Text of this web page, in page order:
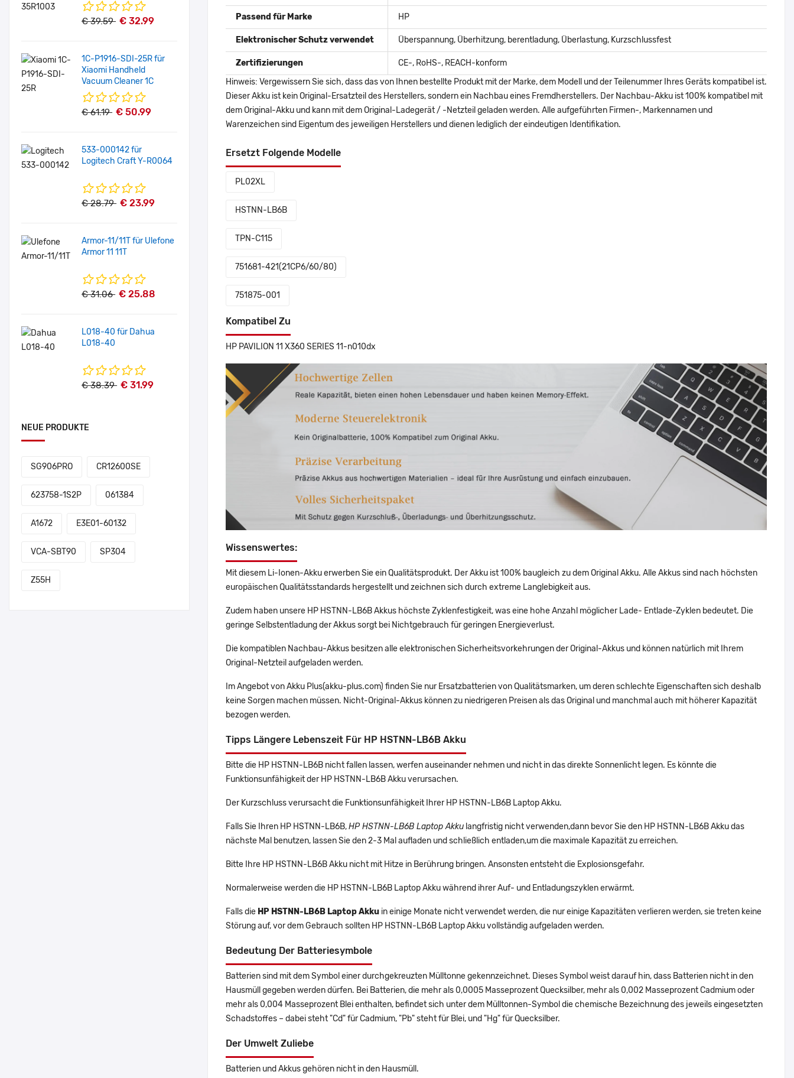
€ 39.59 € 32.99
1C-P1916-SDI-25R für
Xiaomi Handheld
Vacuum Cleaner 1C
€ 61.19 € 50.99
533-000142 für
Logitech Craft Y-R0064
€ 28.79 € 23.99
Armor-11/11T für Ulefone
Armor 11 11T
€ 31.06 € 25.88
L018-40 für Dahua
L018-40
€ 38.39 € 31.99
NEUE PRODUKTE
SG906PRO CR12600SE
623758-1S2P 061384
A1672 E3E01-60132
VCA-SBT90 SP304
Z55H
Passend für Marke HP
Elektronischer Schutz verwendet Überspannung, Überhitzung, berentladung, Überlastung, Kurzschlussfest
Zertifizierungen
CE-, RoHS-, REACH-konform
Hinweis: Vergewissern Sie sich, dass das von Ihnen bestellte Produkt mit der Marke, dem Modell und der Teilenummer Ihres Geräts kompatibel ist.
Dieser Akku ist kein Original-Ersatzteil des Herstellers, sondern ein Nachbau eines Fremdherstellers. Der Nachbau-Akku ist 100% kompatibel mit
dem Original-Akku und kann mit dem Original-Ladegerät / -Netzteil geladen werden. Alle aufgeführten Firmen-, Markennamen und
Warenzeichen sind Eigentum des jeweiligen Herstellers und dienen lediglich der eindeutigen Identifikation.
Ersetzt Folgende Modelle
PL02XL
HSTNN-LB6B
TPN-C115
751681-421(21CP6/60/80)
751875-001
Kompatibel Zu
HP PAVILION 11 X360 SERIES 11-n010dx
Wissenswertes:
Mit diesem Li-Ionen-Akku erwerben Sie ein Qualitätsprodukt. Der Akku ist 100% baugleich zu dem Original Akku. Alle Akkus sind nach höchsten
europäischen Qualitätsstandards hergestellt und zeichnen sich durch extreme Langlebigkeit aus.
Zudem haben unsere HP HSTNN-LB6B Akkus höchste Zyklenfestigkeit, was eine hohe Anzahl möglicher Lade- Entlade-Zyklen bedeutet. Die
geringe Selbstentladung der Akkus sorgt bei Nichtgebrauch für geringen Energieverlust.
Die kompatiblen Nachbau-Akkus besitzen alle elektronischen Sicherheitsvorkehrungen der Original-Akkus und können natürlich mit Ihrem
Original-Netzteil aufgeladen werden.
Im Angebot von Akku Plus(akku-plus.com) finden Sie nur Ersatzbatterien von Qualitätsmarken, um deren schlechte Eigenschaften sich deshalb
keine Sorgen machen müssen. Nicht-Original-Akkus können zu niedrigeren Preisen als das Original und manchmal auch mit höherer Kapazität
bezogen werden.
Tipps Längere Lebenszeit Für HP HSTNN-LB6B Akku
Bitte die HP HSTNN-LB6B nicht fallen lassen, werfen auseinander nehmen und nicht in das direkte Sonnenlicht legen. Es könnte die
Funktionsunfähigkeit der HP HSTNN-LB6B Akku verursachen.
Der Kurzschluss verursacht die Funktionsunfähigkeit Ihrer HP HSTNN-LB6B Laptop Akku.
Falls Sie Ihren HP HSTNN-LB6B,HP HSTNN-LB6B Laptop Akku langfristig nicht verwenden,dann bevor Sie den HP HSTNN-LB6B Akku das
nächste Mal benutzen, lassen Sie den 2-3 Mal aufladen und schließlich entladen,um die maximale Kapazität zu erreichen.
Bitte Ihre HP HSTNN-LB6B Akku nicht mit Hitze in Berührung bringen. Ansonsten entsteht die Explosionsgefahr.
Normalerweise werden die HP HSTNN-LB6B Laptop Akku während ihrer Auf- und Entladungszyklen erwärmt.
Falls die HP HSTNN-LB6B Laptop Akku in einige Monate nicht verwendet werden, die nur einige Kapazitäten verlieren werden, sie treten keine
Störung auf, vor dem Gebrauch sollten HP HSTNN-LB6B Laptop Akku vollständig aufgeladen werden.
Bedeutung Der Batteriesymbole
Batterien sind mit dem Symbol einer durchgekreuzten Mülltonne gekennzeichnet. Dieses Symbol weist darauf hin, dass Batterien nicht in den
Hausmüll gegeben werden dürfen. Bei Batterien, die mehr als 0,0005 Masseprozent Quecksilber, mehr als 0,002 Masseprozent Cadmium oder
mehr als 0,004 Masseprozent Blei enthalten, befindet sich unter dem Mülltonnen-Symbol die chemische Bezeichnung des jeweils eingesetzten
Schadstoffes – dabei steht "Cd" für Cadmium, "Pb" steht für Blei, und "Hg" für Quecksilber.
Der Umwelt Zuliebe
Batterien und Akkus gehören nicht in den Hausmüll.